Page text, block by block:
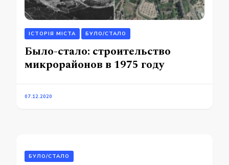
ІСТОРІЯ МІСТА БУЛО/СТАЛО
Было-стало: строительство
микрорайонов в 1975 году
07.12.2020
БУЛО/СТАЛО